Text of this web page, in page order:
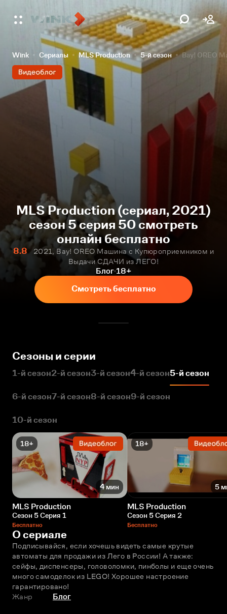
Wink Сериалы MLS Production 5-й сезон Вау! OREO
MLS Production (сериал, 2021)
сезон 5 серия 50 смотреть
онлайн бесплатно
8.8
2021, Вау! OREO Машина с Купюроприемником и
Выдачи СДАЧИ из ЛЕГО!
Блог 18+
Смотреть бесплатно
Сезоны и серии
1-й сезон2-й сезон3-й сезон4-й сезон5-й сезон
6-й сезон7-й сезон8-й сезон9-й сезон
10-й сезон
18+
4 мин
MLS Production
Сезон 5 Серия 1
Бесплатно
18+
5
MLS Production
Сезон 5 Серия 2
Бесплатно
О сериале
Подписывайся, если хочешь видеть самые крутые
автоматы для продажи из Лего в России! А также:
сейфы, диспенсеры, головоломки, пинболы и ещe очень
много самоделок из LEGO! Хорошее настроение
гарантировано!
Жанр
Блог